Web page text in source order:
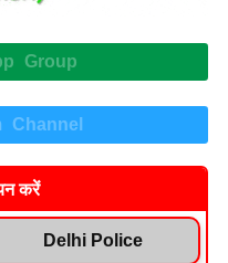
Group
Channel
करें
Delhi Police